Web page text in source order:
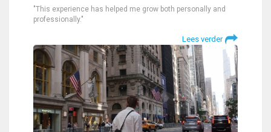
"This experience has helped me grow both personally and
professionally."
Lees verder